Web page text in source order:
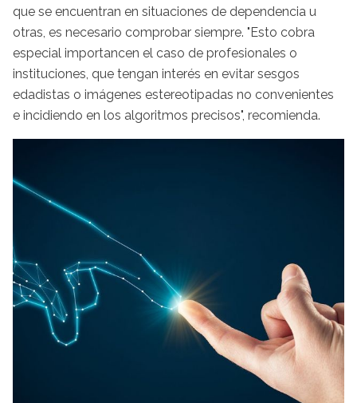
que se encuentran en situaciones de dependencia u
otras, es necesario comprobar siempre. "Esto cobra
especial importancen el caso de profesionales o
instituciones, que tengan interés en evitar sesgos
edadistas o imágenes estereotipadas no convenientes
e incidiendo en los algoritmos precisos", recomienda.